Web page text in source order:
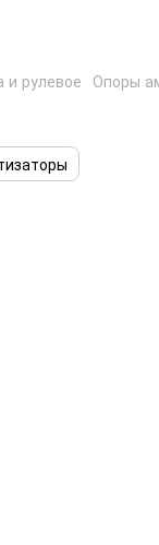
и рулевое Опоры